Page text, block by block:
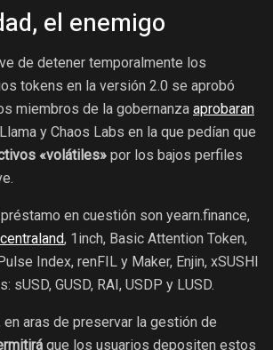
el enemigo
de detener temporalmente los
tokens en la versión 2.0 se aprobó
miembros de la gobernanza aprobaran
y Chaos Labs en la que pedían que
«volátiles» por los bajos perfiles
en cuestión son yearn.finance,
, 1inch, Basic Attention Token,
Index, renFIL y Maker, Enjin, xSUSHI
sUSD, GUSD, RAI, USDP y LUSD.
en aras de preservar la gestión de
que los usuarios depositen estos